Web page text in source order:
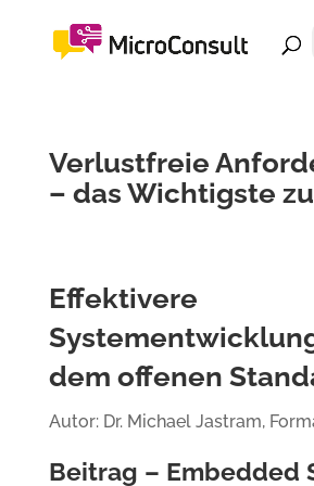
Verlustfreie
– das Wichtigste
Effektivere
dem offenen
Autor: Dr. Michael Jastram,
Beitrag – Embedded